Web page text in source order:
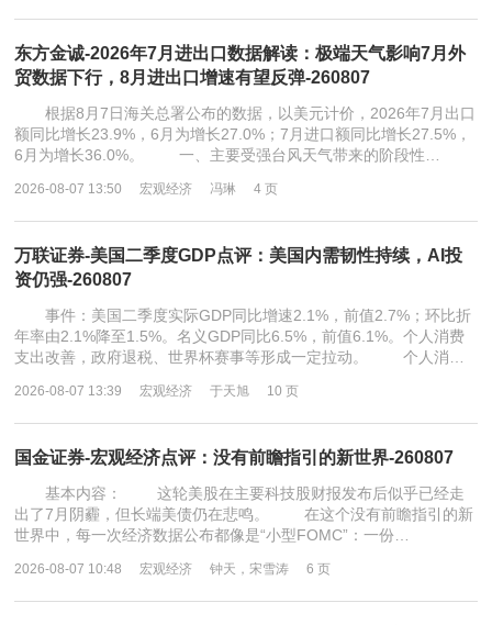
东方金诚-2026年7月进出口数据解读：极端天气影响7月外
贸数据下行，8月进出口增速有望反弹-260807
根据8月7日海关总署公布的数据，以美元计价，2026年7月出口
额同比增长23.9%，6月为增长27.0%；7月进口额同比增长27.5%，
6月为增长36.0%。 一、主要受强台风天气带来的阶段性…
2026-08-07 13:50 宏观经济 冯琳 4 页
万联证券-美国二季度GDP点评：美国内需韧性持续，AI投
资仍强-260807
事件：美国二季度实际GDP同比增速2.1%，前值2.7%；环比折
年率由2.1%降至1.5%。名义GDP同比6.5%，前值6.1%。个人消费
支出改善，政府退税、世界杯赛事等形成一定拉动。 个人消…
2026-08-07 13:39 宏观经济 于天旭 10 页
国金证券-宏观经济点评：没有前瞻指引的新世界-260807
基本内容： 这轮美股在主要科技股财报发布后似乎已经走
出了7月阴霾，但长端美债仍在悲鸣。 在这个没有前瞻指引的新
世界中，每一次经济数据公布都像是“小型FOMC”：一份…
2026-08-07 10:48 宏观经济 钟天，宋雪涛 6 页